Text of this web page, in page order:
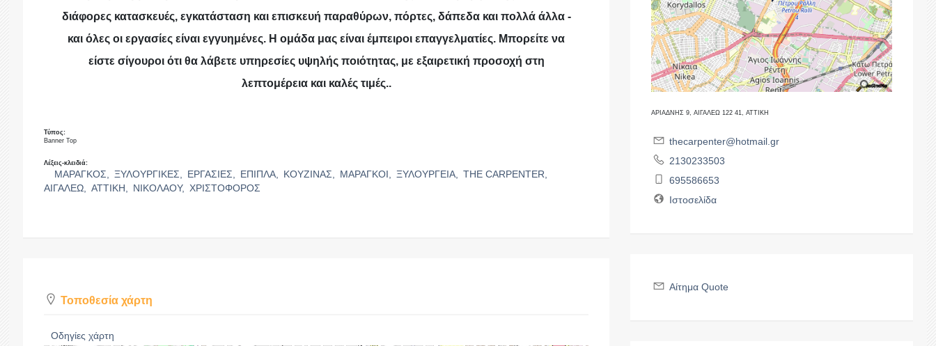
διάφορες κατασκευές, εγκατάσταση και επισκευή παραθύρων, πόρτες, δάπεδα και πολλά άλλα -
και όλες οι εργασίες είναι εγγυημένες. Η ομάδα μας είναι έμπειροι επαγγελματίες. Μπορείτε να
είστε σίγουροι ότι θα λάβετε υπηρεσίες υψηλής ποιότητας, με εξαιρετική προσοχή στη
λεπτομέρεια και καλές τιμές..
Τύπος:
Banner Top
Λέξεις-κλειδιά:
ΜΑΡΑΓΚΟΣ, ΞΥΛΟΥΡΓΙΚΕΣ, ΕΡΓΑΣΙΕΣ, ΕΠΙΠΛΑ, ΚΟΥΖΙΝΑΣ, ΜΑΡΑΓΚΟΙ, ΞΥΛΟΥΡΓΕΙΑ,
THE CARPENTER,
ΑΙΓΑΛΕΩ,
ΑΤΤΙΚΗ, ΝΙΚΟΛΑΟΥ, ΧΡΙΣΤΟΦΟΡΟΣ
Τοποθεσία χάρτη
Οδηγίες χάρτη
ΑΡΙΑΔΝΗΣ 9, ΑΙΓΑΛΕΩ 122 41, ΑΤΤΙΚΗ
thecarpenter@hotmail.gr
2130233503
695586653
Ιστοσελίδα
Αίτημα Quote